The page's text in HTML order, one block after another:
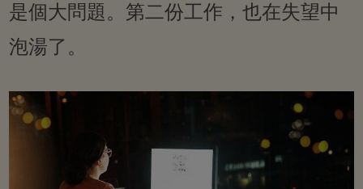
是個大問題。第二份工作，也在失望中
泡湯了。